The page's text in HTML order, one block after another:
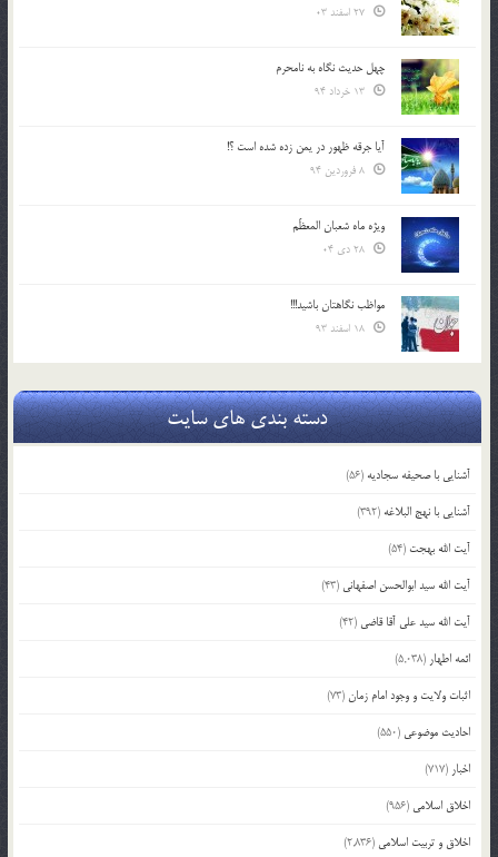
چهل حدیث نگاه به نامحرم
آیا جرقه ظهور در یمن زده شده است ؟!
ویژه ماه شعبان المعظّم
مواظب نگاهتان باشید!!!
دسته بندی های سایت
آشنایی با صحیفه سجادیه (56)
آشنایی با نهج البلاغه (392)
آیت الله بهجت (54)
آیت الله سید ابوالحسن اصفهانی (43)
آیت الله سید علی آقا قاضی (42)
ائمه اطهار (5,038)
اثبات ولایت و وجود امام زمان(73)
احادیث موضوعی (550)
اخبار (717)
اخلاق اسلامی (956)
اخلاق و تربیت اسلامی (2,836)